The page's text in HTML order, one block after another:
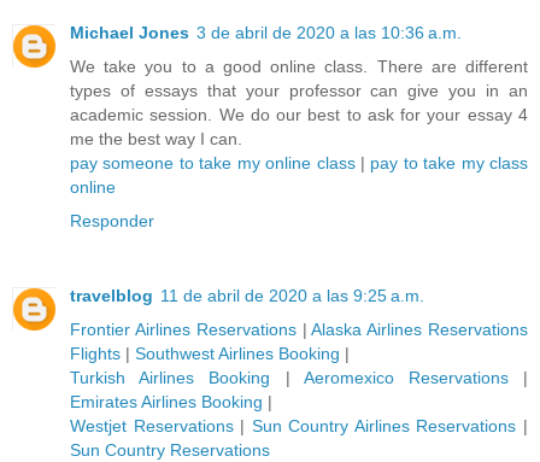
Michael Jones 3 de abril de 2020 a las 10:36 a.m.
We take you to a good online class. There are different
types of essays that your professor can give you in an
academic session. We do our best to ask for your essay 4
me the best way I can.
pay someone to take my online class| pay to take my class
online
Responder
travelblog 11 de abril de 2020 a las 9:25 a.m.
Frontier Airlines Reservations|Alaska Airlines Reservations
Flights | Southwest Airlines Booking |
Turkish Airlines Booking | Aeromexico Reservations|
Emirates Airlines Booking |
Westjet Reservations| Sun Country Airlines Reservations |
Sun Country Reservations